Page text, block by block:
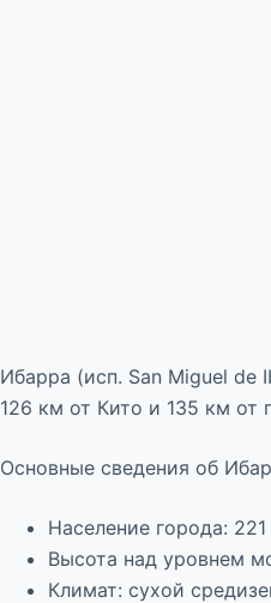
Ибарра (исп. San Miguel de
126 км от Кито и 135 км
Основные сведения об
Население города:
Высота над уровнем
Климат: сухой